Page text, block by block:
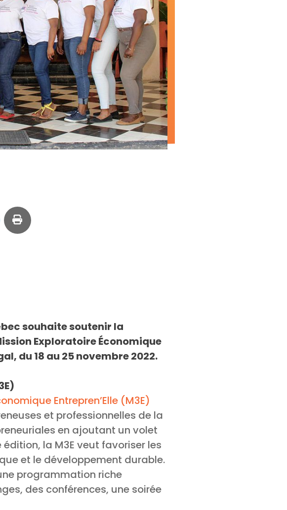
souhaite soutenir la
Exploratoire Économique
du 18 au 25 novembre 2022.
Entrepren’Elle (M3E)
et professionnelles de la
en ajoutant un volet
la M3E veut favoriser les
et le développement durable.
programmation riche
des conférences, une soirée